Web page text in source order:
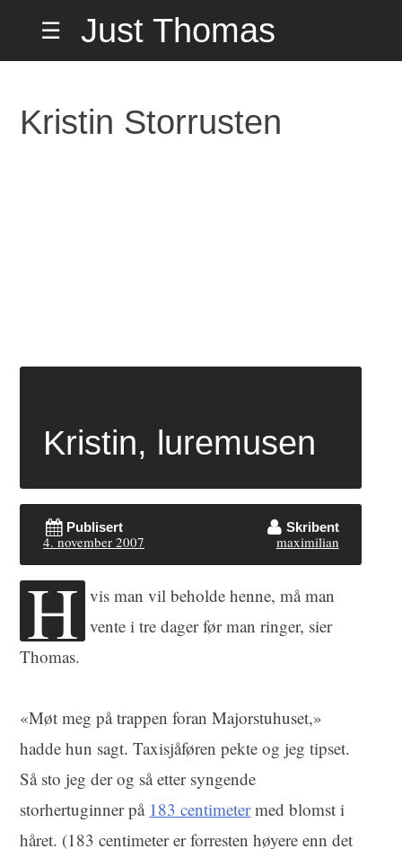
☰
Just Thomas
Kristin Storrusten
Kristin, luremusen
Publisert
4. november 2007
Skribent
maximilian
H vis man vil beholde henne, må man
vente i tre dager før man ringer, sier
Thomas.
«Møt meg på trappen foran Majorstuhuset,»
hadde hun sagt. Taxisjåføren pekte og jeg tipset.
Så sto jeg der og så etter syngende
storhertuginner på 183 centimetermed blomst i
håret. (183 centimeter er forresten høyere enn det